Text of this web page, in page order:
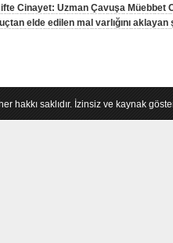
Cinayet: Uzman Çavuşa Müebbet
elde edilen mal varlığını
hakkı saklıdır. İzinsiz ve kaynak